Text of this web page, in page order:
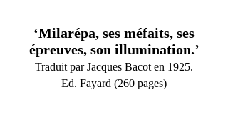
‘Milarépa, ses méfaits, ses
épreuves, son illumination.’
Traduit par Jacques Bacot en 1925.
Ed. Fayard (260 pages)